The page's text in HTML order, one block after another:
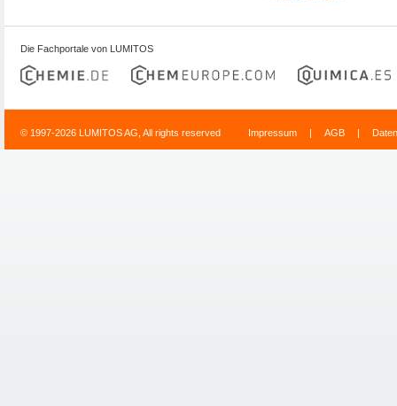
Die Fachportale von LUMITOS
© 1997-2026 LUMITOS AG, All rights reserved Impressum | AGB |